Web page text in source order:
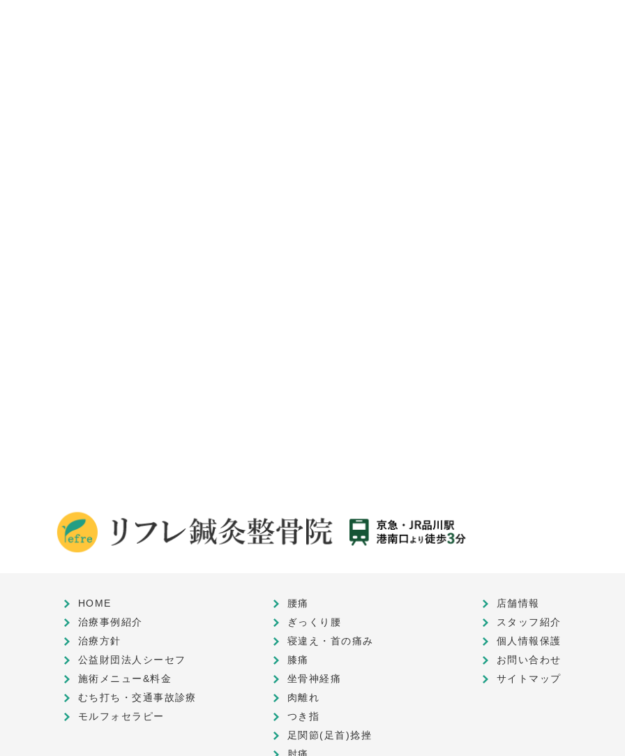
HOME
治療事例紹介
治療方針
公益財団法人シーセフ
施術メニュー&料金
むち打ち・交通事故診療
モルフォセラピー
腰痛
ぎっくり腰
寝違え・首の痛み
膝痛
坐骨神経痛
肉離れ
つき指
足関節(足首)捻挫
店舗情報
スタッフ紹介
個人情報保護
お問い合わせ
サイトマップ